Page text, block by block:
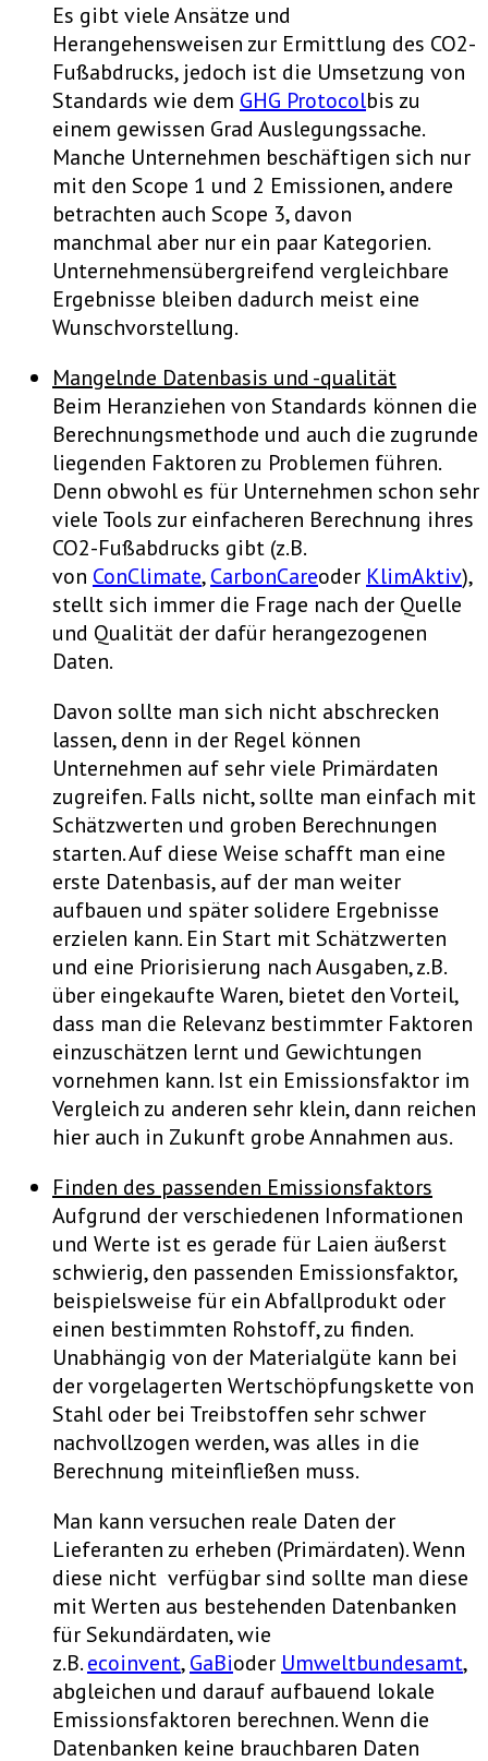
Es gibt viele Ansätze und
Herangehensweisen zur Ermittlung des CO2-
Fußabdrucks, jedoch ist die Umsetzung von
Standards wie dem GHG Protocolbis zu
einem gewissen Grad Auslegungssache.
Manche Unternehmen beschäftigen sich nur
mit den Scope 1 und 2 Emissionen, andere
betrachten auch Scope 3, davon
manchmal aber nur ein paar Kategorien.
Unternehmensübergreifend vergleichbare
Ergebnisse bleiben dadurch meist eine
Wunschvorstellung.
Mangelnde Datenbasis und -qualität
Beim Heranziehen von Standards können die
Berechnungsmethode und auch die zugrunde
liegenden Faktoren zu Problemen führen.
Denn obwohl es für Unternehmen schon sehr
viele Tools zur einfacheren Berechnung ihres
CO2-Fußabdrucks gibt (z.B.
von ConClimate,CarbonCareoder KlimAktiv),
stellt sich immer die Frage nach der Quelle
und Qualität der dafür herangezogenen
Daten.
Davon sollte man sich nicht abschrecken
lassen, denn in der Regel können
Unternehmen auf sehr viele Primärdaten
zugreifen. Falls nicht, sollte man einfach mit
Schätzwerten und groben Berechnungen
starten. Auf diese Weise schafft man eine
erste Datenbasis, auf der man weiter
aufbauen und später solidere Ergebnisse
erzielen kann. Ein Start mit Schätzwerten
und eine Priorisierung nach Ausgaben, z.B.
über eingekaufte Waren, bietet den Vorteil,
dass man die Relevanz bestimmter Faktoren
einzuschätzen lernt und Gewichtungen
vornehmen kann. Ist ein Emissionsfaktor im
Vergleich zu anderen sehr klein, dann reichen
hier auch in Zukunft grobe Annahmen aus.
Finden des passenden Emissionsfaktors
Aufgrund der verschiedenen Informationen
und Werte ist es gerade für Laien äußerst
schwierig, den passenden Emissionsfaktor,
beispielsweise für ein Abfallprodukt oder
einen bestimmten Rohstoff, zu finden.
Unabhängig von der Materialgüte kann bei
der vorgelagerten Wertschöpfungskette von
Stahl oder bei Treibstoffen sehr schwer
nachvollzogen werden, was alles in die
Berechnung miteinfließen muss.
Man kann versuchen reale Daten der
Lieferanten zu erheben (Primärdaten). Wenn
diese nicht verfügbar sind sollte man diese
mit Werten aus bestehenden Datenbanken
für Sekundärdaten, wie
z.B.ecoinvent,GaBioder Umweltbundesamt,
abgleichen und darauf aufbauend lokale
Emissionsfaktoren berechnen. Wenn die
Datenbanken keine brauchbaren Daten